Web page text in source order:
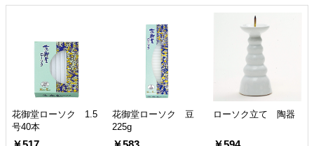
花御堂ローソク 1.5
号40本
花御堂ローソク 豆
225g
ローソク立て 陶器